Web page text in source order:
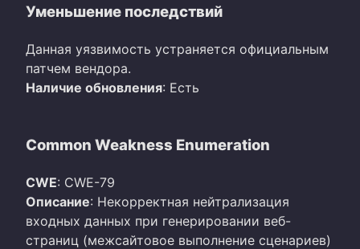
Уменьшение последствий
Данная уязвимость устраняется официальным
патчем вендора.
Наличие обновления: Есть
Common Weakness Enumeration
CWE: CWE-79
Описание: Некорректная нейтрализация
входных данных при генерировании веб-
страниц (межсайтовое выполнение сценариев)